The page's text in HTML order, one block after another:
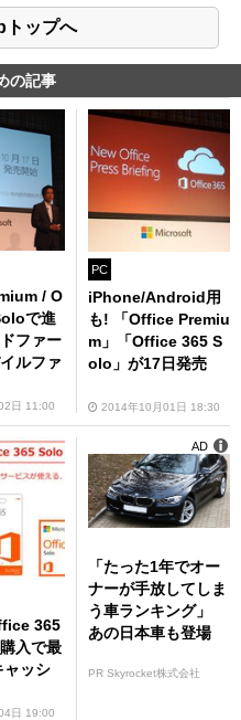
トップへ
の記事
/ O
で進
ファー
ルファ
日 11:00
PC
iPhone/Android用
も! 「Office Premiu
m」「Office 365 S
olo」が17日発売
2014年10月01日 18:30
365
入で最
ャッシ
日 19:00
「たった1年でオー
ナーが手放してしま
う車ランキング」
あの日本車も登場
PR Skyrocket株式会社
AD